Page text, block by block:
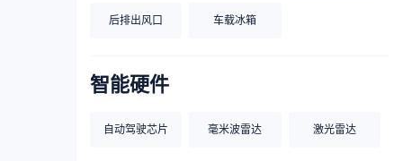
后排出风口 车载冰箱
智能硬件
自动驾驶芯片 毫米波雷达 激光雷达